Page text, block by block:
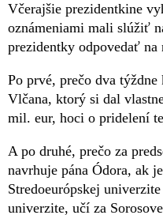
Včerajšie prezidentkine
oznámeniami mali slúžiť
prezidentky odpovedať na
Po prvé, prečo dva
Vlčana, ktorý si dal
mil. eur, hoci o pridelení
A po druhé, prečo za
navrhuje pána Ódora, ak
Stredoeurópskej
univerzite, učí za